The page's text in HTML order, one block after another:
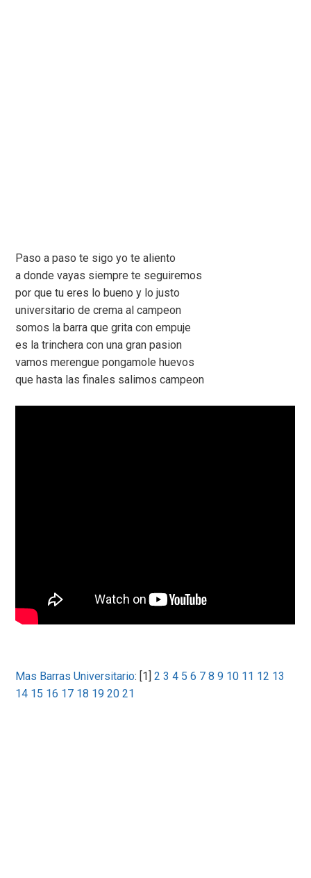
Paso a paso te sigo yo te aliento
a donde vayas siempre te seguiremos
por que tu eres lo bueno y lo justo
universitario de crema al campeon
somos la barra que grita con empuje
es la trinchera con una gran pasion
vamos merengue pongamole huevos
que hasta las finales salimos campeon
Mas Barras Universitario: [1]2 3 4 5 6 7 8 9 10 11 12 13
14 15 16 17 18 19 20 21